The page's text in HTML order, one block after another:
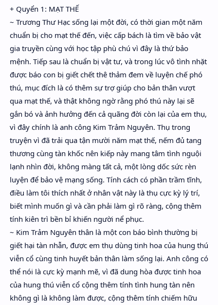
+ Quyển 1: MẠT THẾ
~ Trương Thư Hạc sống lại một đời, có thời gian một năm
chuẩn bị cho mạt thế đến, việc cấp bách là tìm về bảo vật
gia truyền cùng với học tập phù chú vì đây là thứ bảo
mệnh. Tiếp sau là chuẩn bị vật tư, và trong lúc vô tình nhặt
được báo con bị giết chết thê thảm đem về luyện chế phó
thú, mục đích là có thêm sự trợ giúp cho bản thân vượt
qua mạt thế, và thật không ngờ rằng phó thú này lại sẽ
gắn bó và ảnh hưởng đến cả quãng đời còn lại của em thụ,
vì đây chính là anh công Kim Trảm Nguyên. Thụ trong
truyện vì đã trải qua tận mười năm mạt thế, nếm đủ tang
thương cùng tàn khốc nên kiếp này mang tâm tình nguội
lạnh nhìn đời, không màng tất cả, một lòng dốc sức rèn
luyện để bảo vệ mạng sống. Tính cách có phần trầm tĩnh,
điều làm tôi thích nhất ở nhân vật này là thụ cực kỳ lý trí,
biết mình muốn gì và cần phải làm gì rõ ràng, cộng thêm
tính kiên trì bền bỉ khiến người nể phục.
~ Kim Trảm Nguyên thân là một con báo bình thường bị
giết hại tàn nhẫn, được em thụ dùng tinh hoa của hung thú
viễn cổ cùng tinh huyết bản thân làm sống lại. Anh công có
thể nói là cực kỳ mạnh mẽ, vì đã dung hòa được tinh hoa
của hung thú viễn cổ cộng thêm tính tình hung tàn nên
không gì là không làm được, cộng thêm tính chiếm hữu